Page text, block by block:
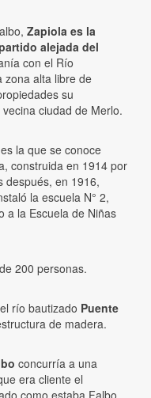
Zapiola es la
alejada del
con el Río
zona alta libre de
su
ciudad de Merlo.
la que se conoce
construida en 1914 por
después, en 1916,
la escuela N° 2,
a la Escuela de Niñas
200 personas.
río bautizado Puente
de madera.
concurría a una
era cliente el
como estaba Falbo